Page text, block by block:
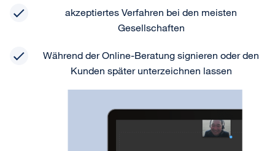
akzeptiertes Verfahren bei den meisten
Gesellschaften
Während der Online-Beratung signieren oder den
Kunden später unterzeichnen lassen